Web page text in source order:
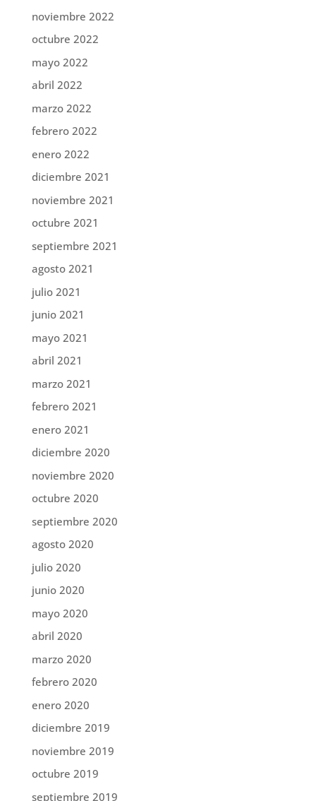
noviembre 2022
octubre 2022
mayo 2022
abril 2022
marzo 2022
febrero 2022
enero 2022
diciembre 2021
noviembre 2021
octubre 2021
septiembre 2021
agosto 2021
julio 2021
junio 2021
mayo 2021
abril 2021
marzo 2021
febrero 2021
enero 2021
diciembre 2020
noviembre 2020
octubre 2020
septiembre 2020
agosto 2020
julio 2020
junio 2020
mayo 2020
abril 2020
marzo 2020
febrero 2020
enero 2020
diciembre 2019
noviembre 2019
octubre 2019
septiembre 2019